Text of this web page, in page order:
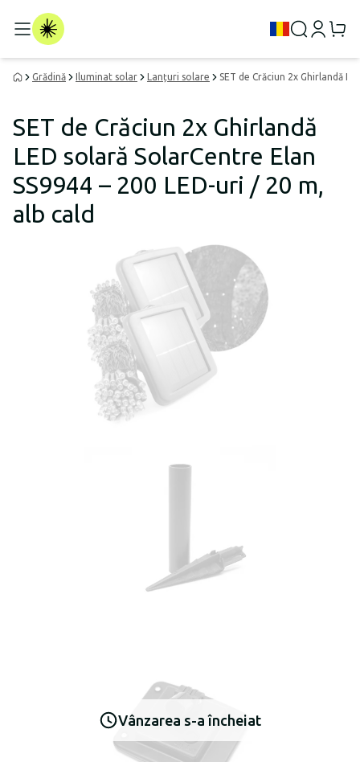
Grădină Iluminat solar Lanțuri solare SET de Crăciun 2x Ghirlandă
SET de Crăciun 2x Ghirlandă
LED solară SolarCentre Elan
SS9944 – 200 LED-uri / 20 m,
alb cald
Vânzarea s-a încheiat